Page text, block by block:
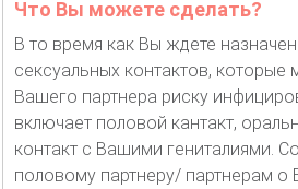
Что Вы можете сделать?
В то время как Вы ждете
сексуальных контактов, которые
Вашего партнера риску
включает половой кантакт,
контакт с Вашими гениталиями.
половому партнеру/ партнерам о